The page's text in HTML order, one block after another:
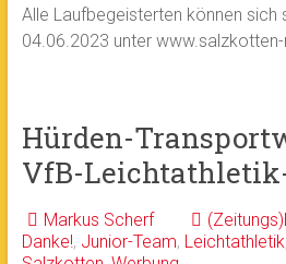
Alle Laufbegeisterten können sich
04.06.2023 unter
Hürden-
VfB-
Markus Scherf
Danke!, Junior-Team, Leichtathletik,